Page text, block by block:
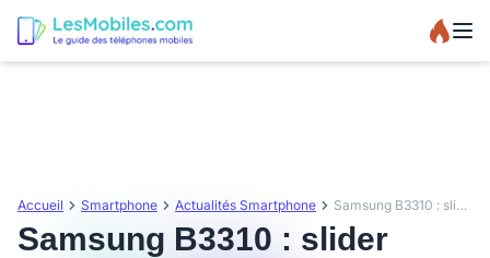
Accueil Smartphone Actualités Smartphone Samsung B3310 : slider messaging avec clavier intégré
Samsung B3310 : slider